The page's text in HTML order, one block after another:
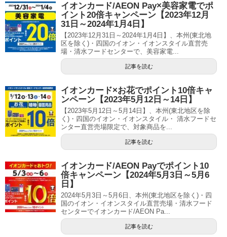
イオンカード/AEON Pay×美容家電でポ
イント20倍キャンペーン【2023年12月
31日～2024年1月4日】
【2023年12月31日～2024年1月4日】、本州(東北地
区を除く)・四国のイオン・イオンスタイル直営売
場・清水フードセンターで、美容家電...
記事を読む
イオンカード×お花でポイント10倍キャ
ンペーン【2023年5月12日～14日】
【2023年5月12日～5月14日】、本州(東北地区を除
く)・四国のイオン・イオンスタイル・ 清水フードセ
ンター直営売場限定で、対象商品を...
記事を読む
イオンカード/AEON Payでポイント10
倍キャンペーン【2024年5月3日～5月6
日】
2024年5月3日～5月6日、本州(東北地区を除く)・四
国のイオン・イオンスタイル直営売場・清水フード
センターでイオンカード/AEON Pa...
記事を読む